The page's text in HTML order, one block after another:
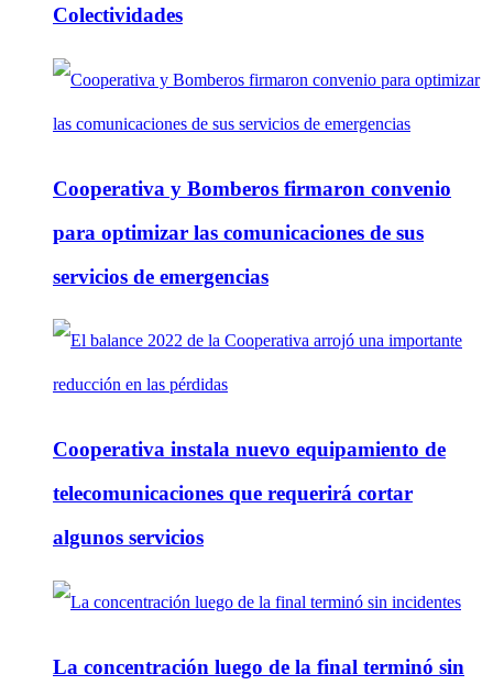
Colectividades
Cooperativa y Bomberos firmaron convenio
para optimizar las comunicaciones de sus
servicios de emergencias
Cooperativa instala nuevo equipamiento de
telecomunicaciones que requerirá cortar
algunos servicios
La concentración luego de la final terminó sin